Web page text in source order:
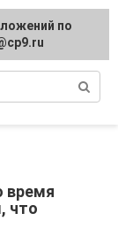
время
что
по